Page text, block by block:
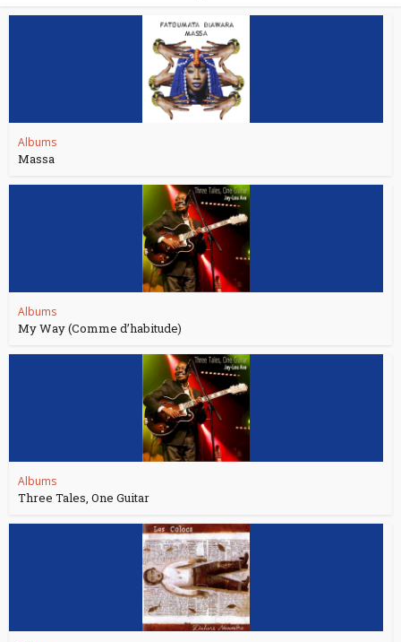
Albums
Massa
Albums
My Way (Comme d’habitude)
Albums
Three Tales, One Guitar